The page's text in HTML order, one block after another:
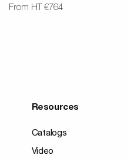
From HT €764
Resources
Catalogs
Video